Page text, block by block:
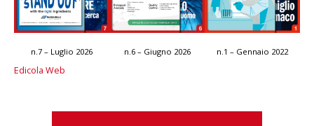
n.7 – Luglio 2026 n.6 – Giugno 2026 n.1 – Gennaio 2022
Edicola Web